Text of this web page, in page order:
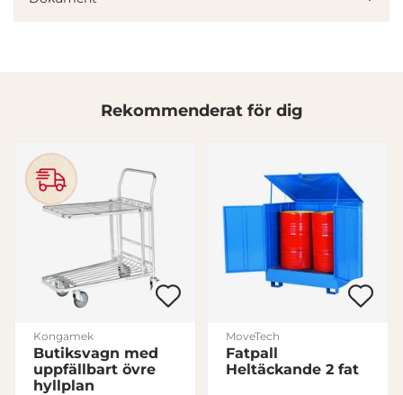
Inställningar
Marknadsföring
Visa detaljer
Rekommenderat för dig
Kongamek
Butiksvagn med
uppfällbart övre
hyllplan
MoveTech
Fatpall
Heltäckande 2 fat